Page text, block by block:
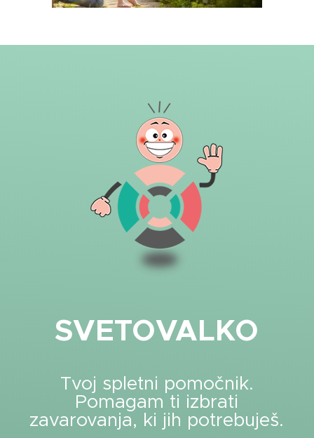
SVETOVALKO
Tvoj spletni pomočnik.
Pomagam ti izbrati
zavarovanja, ki jih potrebuješ.